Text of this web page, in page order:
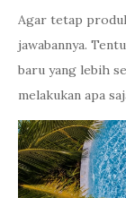
Agar tetap
jawabannya.
baru yang lebih
melakukan apa